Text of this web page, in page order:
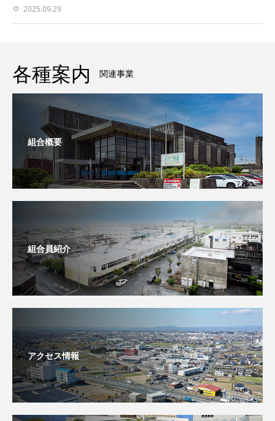
2025.09.29
各種案内 関連事業
組合概要
組合員紹介
アクセス情報